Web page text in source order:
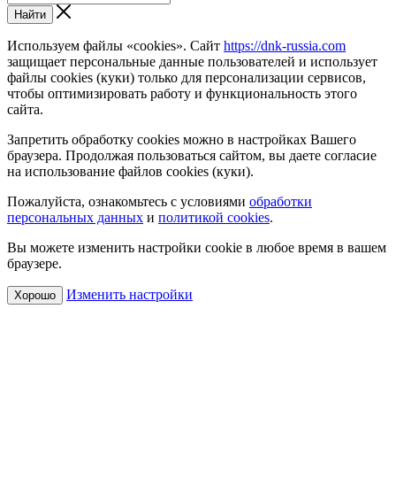
Найти
Используем файлы «cookies». Сайт https://dnk-russia.com
защищает персональные данные пользователей и использует
файлы cookies (куки) только для персонализации сервисов,
чтобы оптимизировать работу и функциональность этого
сайта.
Запретить обработку cookies можно в настройках Вашего
браузера. Продолжая пользоваться сайтом, вы даете согласие
на использование файлов cookies (куки).
Пожалуйста, ознакомьтесь с условиями обработки
персональных данных и политикой cookies.
Вы можете изменить настройки cookie в любое время в вашем
браузере.
Хорошо Изменить настройки